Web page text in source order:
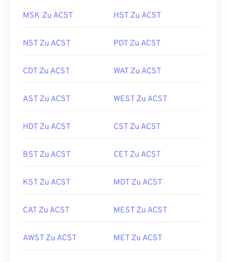
MSK Zu ACST HST Zu ACST
NST Zu ACST PDT Zu ACST
CDT Zu ACST WAT Zu ACST
AST Zu ACST WEST Zu ACST
HDT Zu ACST CST Zu ACST
BST Zu ACST CET Zu ACST
KST Zu ACST MDT Zu ACST
CAT Zu ACST MEST Zu ACST
AWST Zu ACST MET Zu ACST